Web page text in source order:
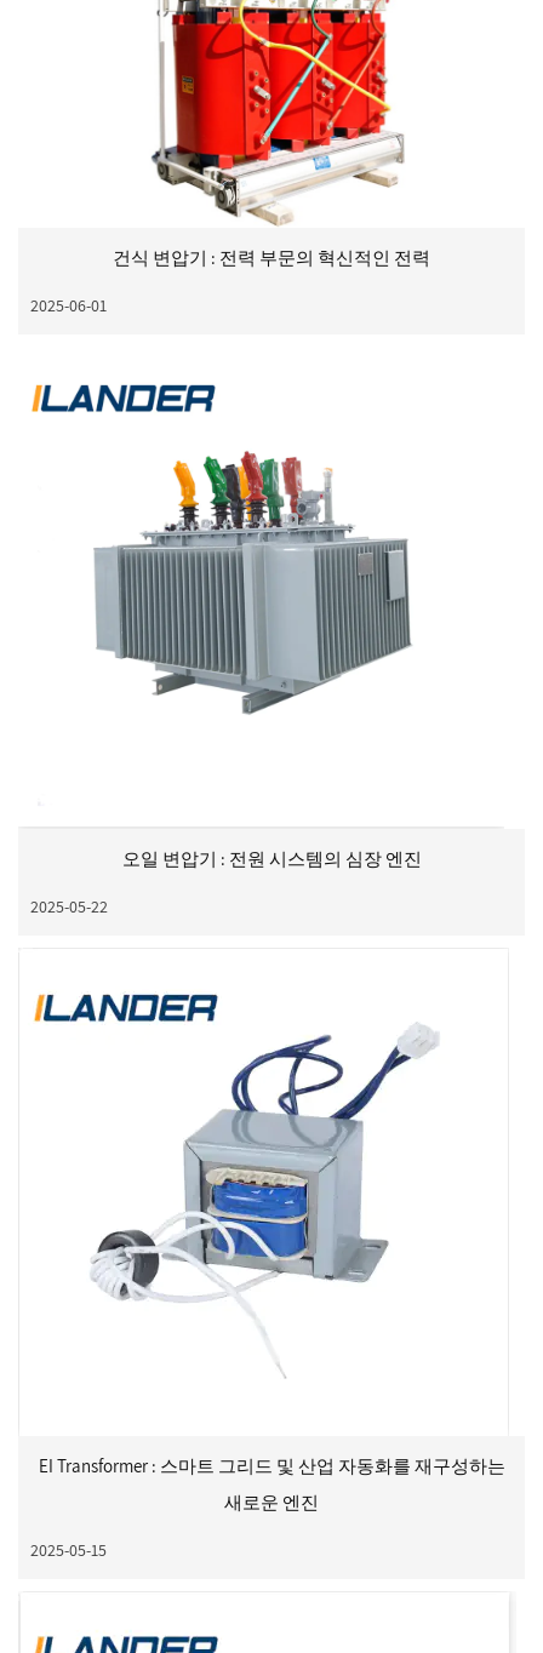
건식 변압기 : 전력 부문의 혁신적인 전력
2025-06-01
오일 변압기 : 전원 시스템의 심장 엔진
2025-05-22
EI Transformer : 스마트 그리드 및 산업 자동화를 재구성하는
새로운 엔진
2025-05-15